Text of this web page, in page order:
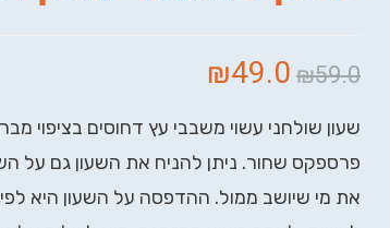
₪59.0
₪49.0
שעון שולחני עשוי משבבי עץ דחוסים בציפוי
פרספקס שחור. ניתן להניח את השעון גם על
את מי שיושב ממול. ההדפסה על השעון היא